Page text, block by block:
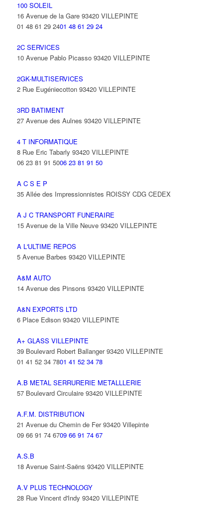
100 SOLEIL
16 Avenue de la Gare 93420 VILLEPINTE
01 48 61 29 2401 48 61 29 24
2C SERVICES
10 Avenue Pablo Picasso 93420 VILLEPINTE
2GK-MULTISERVICES
2 Rue Eugéniecotton 93420 VILLEPINTE
3RD BATIMENT
27 Avenue des Aulnes 93420 VILLEPINTE
4 T INFORMATIQUE
8 Rue Eric Tabarly 93420 VILLEPINTE
06 23 81 91 5006 23 81 91 50
A C S E P
35 Allée des Impressionnistes ROISSY CDG CEDEX
A J C TRANSPORT FUNERAIRE
15 Avenue de la Ville Neuve 93420 VILLEPINTE
A L'ULTIME REPOS
5 Avenue Barbes 93420 VILLEPINTE
A&M AUTO
14 Avenue des Pinsons 93420 VILLEPINTE
A&N EXPORTS LTD
6 Place Edison 93420 VILLEPINTE
A+ GLASS VILLEPINTE
39 Boulevard Robert Ballanger 93420 VILLEPINTE
01 41 52 34 7801 41 52 34 78
A.B METAL SERRURERIE METALLLERIE
57 Boulevard Circulaire 93420 VILLEPINTE
A.F.M. DISTRIBUTION
21 Avenue du Chemin de Fer 93420 Villepinte
09 66 91 74 6709 66 91 74 67
A.S.B
18 Avenue Saint-Saëns 93420 VILLEPINTE
A.V PLUS TECHNOLOGY
28 Rue Vincent d'Indy 93420 VILLEPINTE